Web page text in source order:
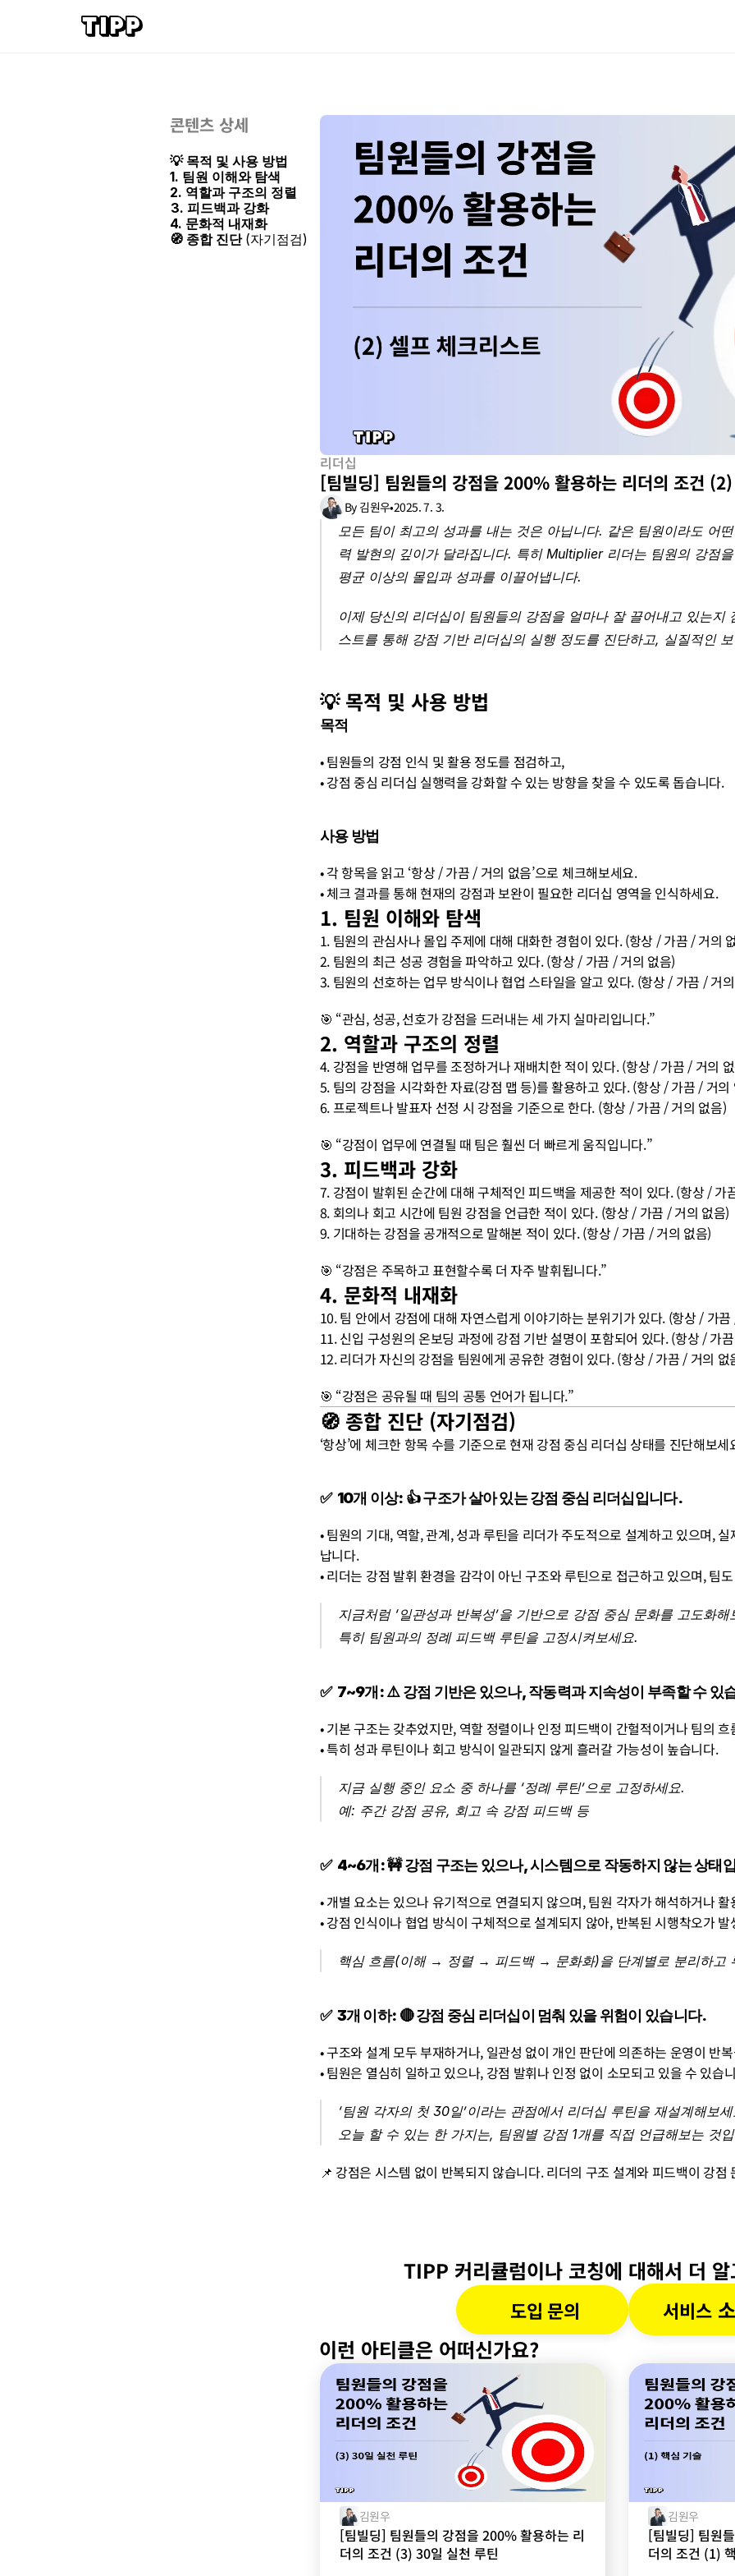
콘텐츠 상세
💡 목적 및 사용 방법
1. 팀원 이해와 탐색
2. 역할과 구조의 정렬
3. 피드백과 강화
4. 문화적 내재화
🧭 종합 진단 (자기점검)
리더십
[팀빌딩] 팀원들의 강점을 200% 활용하는 리더의 조건
By 김원우•2025. 7. 3.
모든 팀이 최고의 성과를 내는 것은 아닙니다. 같은 팀원이라도 어
력 발현의 깊이가 달라집니다. 특히 Multiplier 리더는 팀원의 강점
평균 이상의 몰입과 성과를 이끌어냅니다.
이제 당신의 리더십이 팀원들의 강점을 얼마나 잘 끌어내고 있는지
스트를 통해 강점 기반 리더십의 실행 정도를 진단하고, 실질적인
💡 목적 및 사용 방법
목적
• 팀원들의 강점 인식 및 활용 정도를 점검하고,
• 강점 중심 리더십 실행력을 강화할 수 있는 방향을 찾을 수 있도록 돕습니다.
사용 방법
• 각 항목을 읽고 ‘항상 / 가끔 / 거의 없음’으로 체크해보세요.
• 체크 결과를 통해 현재의 강점과 보완이 필요한 리더십 영역을 인식하세요.
1. 팀원 이해와 탐색
1. 팀원의 관심사나 몰입 주제에 대해 대화한 경험이 있다. (항상 / 가끔 / 거의
2. 팀원의 최근 성공 경험을 파악하고 있다. (항상 / 가끔 / 거의 없음)
3. 팀원의 선호하는 업무 방식이나 협업 스타일을 알고 있다. (항상 / 가끔 / 거
🎯 “관심, 성공, 선호가 강점을 드러내는 세 가지 실마리입니다.”
2. 역할과 구조의 정렬
4. 강점을 반영해 업무를 조정하거나 재배치한 적이 있다. (항상 / 가끔 / 거의
5. 팀의 강점을 시각화한 자료(강점 맵 등)를 활용하고 있다. (항상 / 가끔 / 거의
6. 프로젝트나 발표자 선정 시 강점을 기준으로 한다. (항상 / 가끔 / 거의 없음)
🎯 “강점이 업무에 연결될 때 팀은 훨씬 더 빠르게 움직입니다.”
3. 피드백과 강화
7. 강점이 발휘된 순간에 대해 구체적인 피드백을 제공한 적이 있다. (항상 / 가
8. 회의나 회고 시간에 팀원 강점을 언급한 적이 있다. (항상 / 가끔 / 거의 없음)
9. 기대하는 강점을 공개적으로 말해본 적이 있다. (항상 / 가끔 / 거의 없음)
🎯 “강점은 주목하고 표현할수록 더 자주 발휘됩니다.”
4. 문화적 내재화
10. 팀 안에서 강점에 대해 자연스럽게 이야기하는 분위기가 있다. (항상 / 가
11. 신입 구성원의 온보딩 과정에 강점 기반 설명이 포함되어 있다. (항상 / 가
12. 리더가 자신의 강점을 팀원에게 공유한 경험이 있다. (항상 / 가끔 / 거의 없
🎯 “강점은 공유될 때 팀의 공통 언어가 됩니다.”
🧭 종합 진단 (자기점검)
‘항상’에 체크한 항목 수를 기준으로 현재 강점 중심 리더십 상태를 진단해보세
✅  10개 이상: 👍 구조가 살아 있는 강점 중심 리더십입니다.
• 팀원의 기대, 역할, 관계, 성과 루틴을 리더가 주도적으로 설계하고 있으며,
납니다.
• 리더는 강점 발휘 환경을 감각이 아닌 구조와 루틴으로 접근하고 있으며, 팀
지금처럼 ‘일관성과 반복성’을 기반으로 강점 중심 문화를 고도화해
특히 팀원과의 정례 피드백 루틴을 고정시켜보세요.
✅  7~9개: ⚠️ 강점 기반은 있으나, 작동력과 지속성이 부족할 수 있
• 기본 구조는 갖추었지만, 역할 정렬이나 인정 피드백이 간헐적이거나 팀의
• 특히 성과 루틴이나 회고 방식이 일관되지 않게 흘러갈 가능성이 높습니다.
지금 실행 중인 요소 중 하나를 ‘정례 루틴’으로 고정하세요.
예: 주간 강점 공유, 회고 속 강점 피드백 등
✅  4~6개: 🚧 강점 구조는 있으나, 시스템으로 작동하지 않는 상태
• 개별 요소는 있으나 유기적으로 연결되지 않으며, 팀원 각자가 해석하거나
• 강점 인식이나 협업 방식이 구체적으로 설계되지 않아, 반복된 시행착오가
핵심 흐름(이해 → 정렬 → 피드백 → 문화화)을 단계별로 분리하고
✅  3개 이하: 🔴 강점 중심 리더십이 멈춰 있을 위험이 있습니다.
• 구조와 설계 모두 부재하거나, 일관성 없이 개인 판단에 의존하는 운영이 반
• 팀원은 열심히 일하고 있으나, 강점 발휘나 인정 없이 소모되고 있을 수 있습
‘팀원 각자의 첫 30일’이라는 관점에서 리더십 루틴을 재설계해보세
오늘 할 수 있는 한 가지는, 팀원별 강점 1개를 직접 언급해보는 것
📌 강점은 시스템 없이 반복되지 않습니다. 리더의 구조 설계와 피드백이 강점
TIPP 커리큘럼이나 코칭에 대해서 더
도입 문의 서비스
이런 아티클은 어떠신가요?
김원우
[팀빌딩] 팀원들의 강점을 200% 활용하는 리
더의 조건 (3) 30일 실천 루틴
김원우
[팀빌딩] 팀원
더의 조건 (1)